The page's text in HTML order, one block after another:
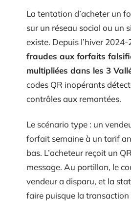
La tentation d’acheter un
sur un réseau social ou un
existe. Depuis l’hiver 2024-
fraudes aux forfaits
multipliées dans les 3
codes QR inopérants
contrôles aux remontées.
Le scénario type : un
forfait semaine à un tarif
bas. L’acheteur reçoit un
message. Au portillon, le
vendeur a disparu, et la
faire puisque la transaction